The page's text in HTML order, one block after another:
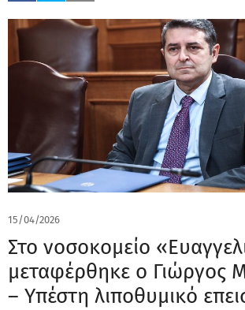
15/04/2026
Στο νοσοκομείο
μεταφέρθηκε ο Γιώργος
– Υπέστη λιποθυμικό